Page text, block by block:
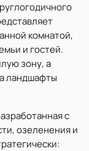
комнатой,
и гостей.
зону, а
ландшафты
с
озеленения и